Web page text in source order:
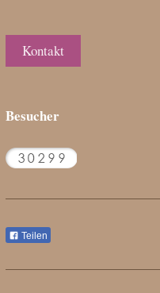
Kontakt
Besucher
Teilen